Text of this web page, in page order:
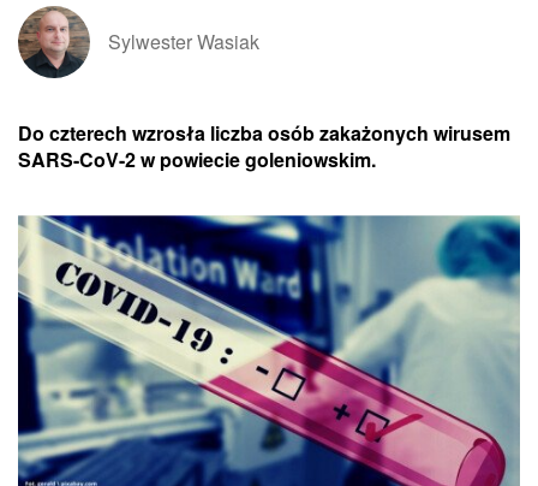
Sylwester Wasiak
Do czterech wzrosła liczba osób zakażonych wirusem
SARS-CoV-2 w powiecie goleniowskim.